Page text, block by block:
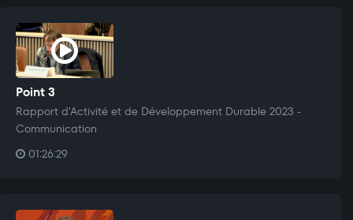
Point 3
Rapport d'Activité et de Développement Durable 2023 -
Communication
01:26:29